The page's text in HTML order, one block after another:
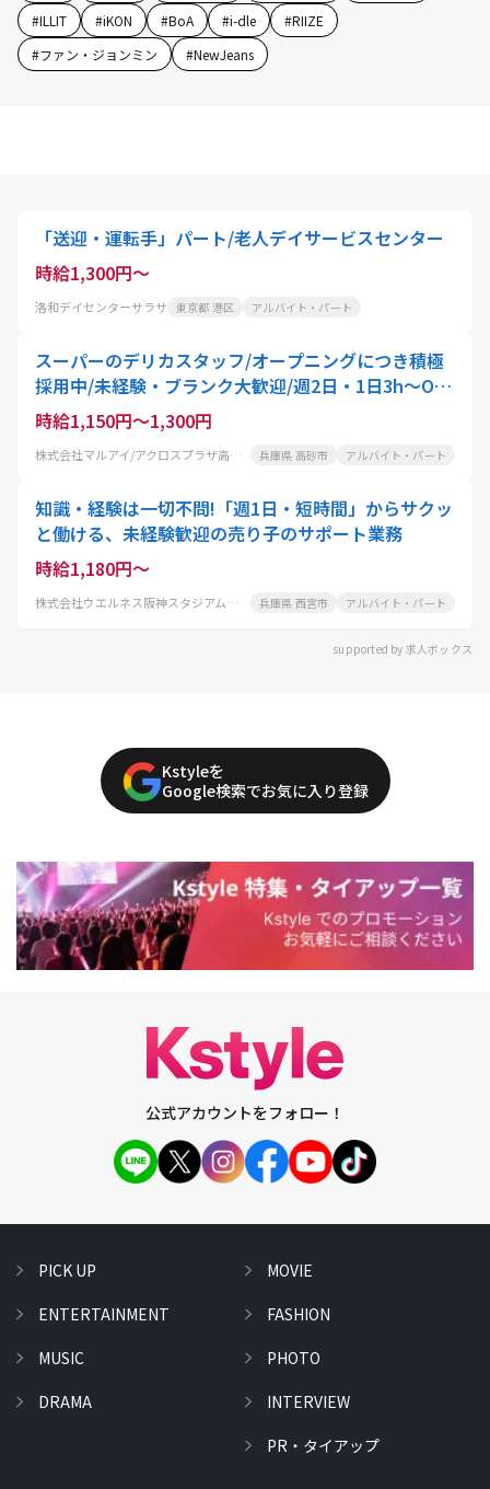
#ILLIT #iKON #BoA #i-dle #RIIZE
#ファン・ジョンミン #NewJeans
「送迎・運転手」パート/老人デイサービスセンター
時給1,300円～
洛和デイセンターサラサ 東京都 港区 アルバイト・パート
スーパーのデリカスタッフ/オープニングにつき積極
採用中/未経験・ブランク大歓迎/週2日・1日3h～OK/
土日は時給50円UP/正社員登用制度多数
時給1,150円～1,300円
株式会社マルアイ/アクロスプラザ高砂店 兵庫県 高砂市 アルバイト・パート
知識・経験は一切不問!「週1日・短時間」からサクッ
と働ける、未経験歓迎の売り子のサポート業務
時給1,180円～
株式会社ウエルネス阪神スタジアム事業部フードサービス事業課 兵庫県 西宮市 アルバイト・パート
supported by 求人ボックス
Kstyleを
Google検索でお気に入り登録
公式アカウントをフォロー！
PICK UP
ENTERTAINMENT
MUSIC
DRAMA
MOVIE
FASHION
PHOTO
INTERVIEW
PR・タイアップ